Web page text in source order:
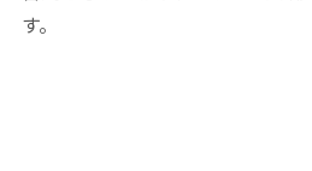
す。